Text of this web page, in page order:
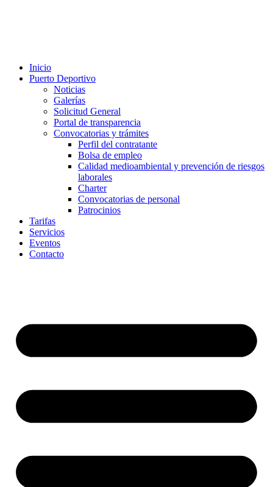
Inicio
Puerto Deportivo
Noticias
Galerías
Solicitud General
Portal de transparencia
Convocatorias y trámites
Perfil del contratante
Bolsa de empleo
Calidad medioambiental y prevención de riesgos
laborales
Charter
Convocatorias de personal
Patrocinios
Tarifas
Servicios
Eventos
Contacto